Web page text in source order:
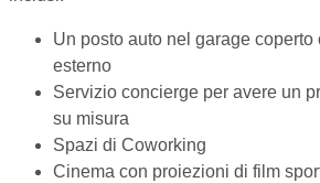
Un posto auto nel garage
esterno
Servizio concierge per avere un
su misura
Spazi di Coworking
Cinema con proiezioni di film